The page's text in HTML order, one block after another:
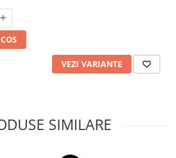
VEZI VARIANTE
SIMILARE